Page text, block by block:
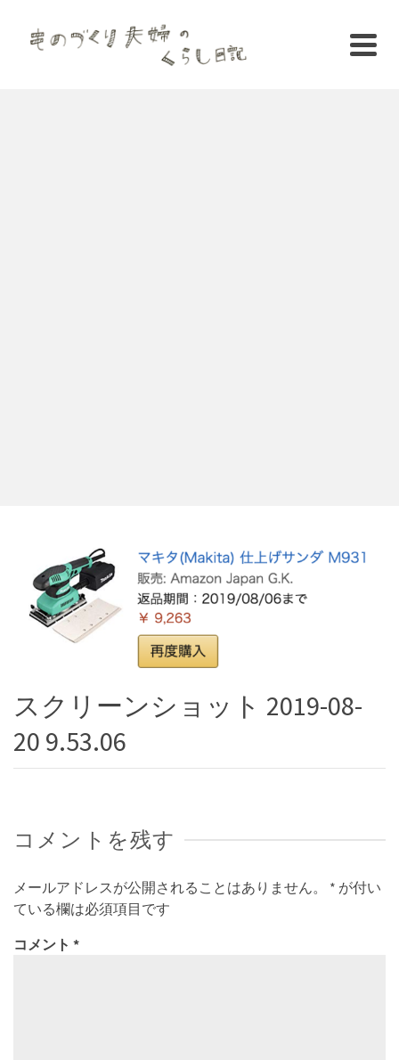
スクリーンショット 2019-08-
20 9.53.06
コメントを残す
メールアドレスが公開されることはありません。 * が付い
ている欄は必須項目です
コメント *